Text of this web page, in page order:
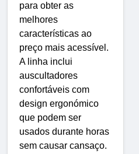
para obter as
melhores
características ao
preço mais acessível.
A linha inclui
auscultadores
confortáveis ​​com
design ergonómico
que podem ser
usados ​​durante horas
sem causar cansaço.